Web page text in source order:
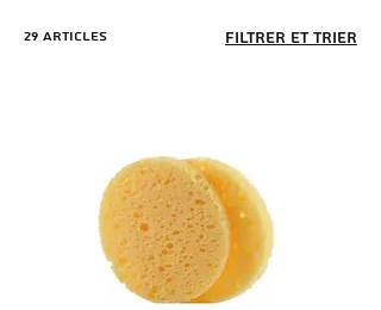
29 articles Filtrer et trier